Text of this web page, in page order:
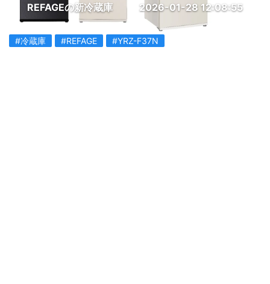
REFAGEの新冷蔵庫 2026-01-28 12:08:55
#冷蔵庫 #REFAGE #YRZ-F37N